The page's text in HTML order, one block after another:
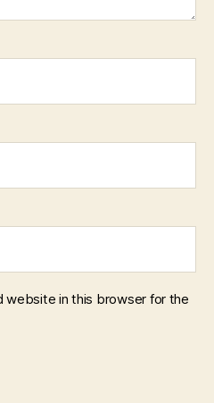
website in this browser for the